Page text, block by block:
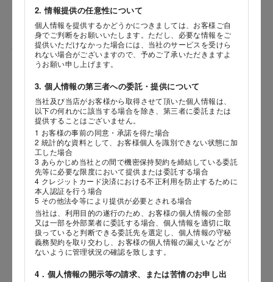
2. 情報提供の任意性について
個人情報を提供するかどうかにつきましては、お客様ご自
身でご判断をお願いいたします。ただし、必要な情報をご
提供いただけなかった場合には、当社のサービスを受けら
れない場合がございますので、予めご了承いただきますよ
うお願い申し上げます。
3. 個人情報の第三者への委託・提供について
当社及び当店がお客様から取得させて頂いた個人情報は、
以下の何れかに該当する場合を除き、第三者に委託または
提供することはございません。
1 お客様の事前の同意・承諾を得た場合
2 統計的な資料として、お客様個人を識別できない状態に加
工した場合
3 あらかじめ当社との間で機密保持契約を締結している委託
先等に必要な限度において提供または委託する場合
4 クレジットカード決済における不正利用を防止するために
本人認証を行う場合
5 その他法令等により提供が必要とされる場合
当社は、利用目的の遂行のため、お客様の個人情報の全部
又は一部を外部業者に委託する場合、個人情報を適切に取
扱っていると判断できる委託先を選定し、個人情報の守秘
義務契約を取り交わし、お客様の個人情報の漏えいなどが
ないように管理状況の確認を致します。
4．個人情報の開示等の請求、または苦情のお申し出
生年月日
年
岳や末広がりを意味す
やつ時」という意味を込
。雄大な八ヶ岳山麓の自
れる、こだわりのスイー
海外 Overseas shops
Indonesia
Malaysia
Hong Kong
UAE
Thailand
Vietnam